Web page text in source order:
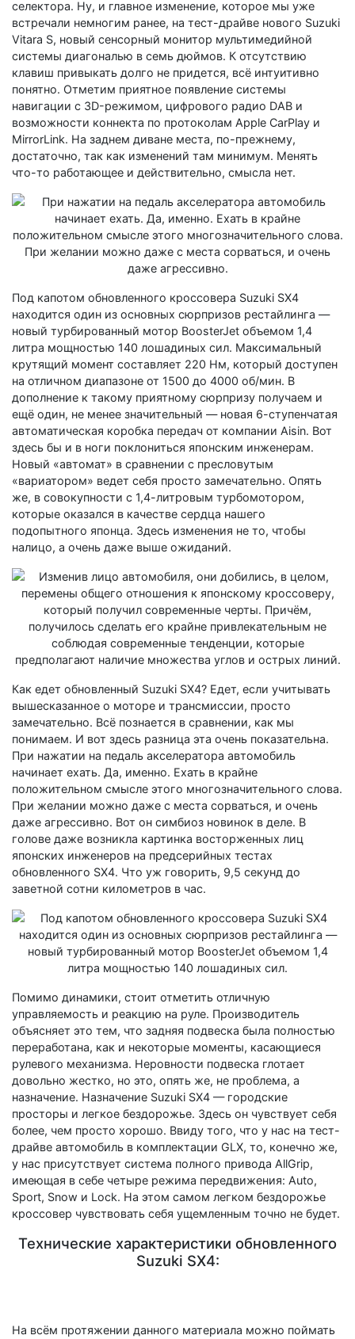
селектора. Ну, и главное изменение, которое мы уже
встречали немногим ранее, на тест-драйве нового Suzuki
Vitara S, новый сенсорный монитор мультимедийной
системы диагональю в семь дюймов. К отсутствию
клавиш привыкать долго не придется, всё интуитивно
понятно. Отметим приятное появление системы
навигации с 3D-режимом, цифрового радио DAB и
возможности коннекта по протоколам Apple CarPlay и
MirrorLink. На заднем диване места, по-прежнему,
достаточно, так как изменений там минимум. Менять
что-то работающее и действительно, смысла нет.
Под капотом обновленного кроссовера Suzuki SX4
находится один из основных сюрпризов рестайлинга —
новый турбированный мотор BoosterJet объемом 1,4
литра мощностью 140 лошадиных сил. Максимальный
крутящий момент составляет 220 Нм, который доступен
на отличном диапазоне от 1500 до 4000 об/мин. В
дополнение к такому приятному сюрпризу получаем и
ещё один, не менее значительный — новая 6-ступенчатая
автоматическая коробка передач от компании Aisin. Вот
здесь бы и в ноги поклониться японским инженерам.
Новый «автомат» в сравнении с пресловутым
«вариатором» ведет себя просто замечательно. Опять
же, в совокупности с 1,4-литровым турбомотором,
которые оказался в качестве сердца нашего
подопытного японца. Здесь изменения не то, чтобы
налицо, а очень даже выше ожиданий.
Как едет обновленный Suzuki SX4? Едет, если учитывать
вышесказанное о моторе и трансмиссии, просто
замечательно. Всё познается в сравнении, как мы
понимаем. И вот здесь разница эта очень показательна.
При нажатии на педаль акселератора автомобиль
начинает ехать. Да, именно. Ехать в крайне
положительном смысле этого многозначительного слова.
При желании можно даже с места сорваться, и очень
даже агрессивно. Вот он симбиоз новинок в деле. В
голове даже возникла картинка восторженных лиц
японских инженеров на предсерийных тестах
обновленного SX4. Что уж говорить, 9,5 секунд до
заветной сотни километров в час.
Помимо динамики, стоит отметить отличную
управляемость и реакцию на руле. Производитель
объясняет это тем, что задняя подвеска была полностью
переработана, как и некоторые моменты, касающиеся
рулевого механизма. Неровности подвеска глотает
довольно жестко, но это, опять же, не проблема, а
назначение. Назначение Suzuki SX4 — городские
просторы и легкое бездорожье. Здесь он чувствует себя
более, чем просто хорошо. Ввиду того, что у нас на тест-
драйве автомобиль в комплектации GLX, то, конечно же,
у нас присутствует система полного привода AllGrip,
имеющая в себе четыре режима передвижения: Auto,
Sport, Snow и Lock. На этом самом легком бездорожье
кроссовер чувствовать себя ущемленным точно не будет.
Технические характеристики обновленного
Suzuki SX4:
На всём протяжении данного материала можно поймать